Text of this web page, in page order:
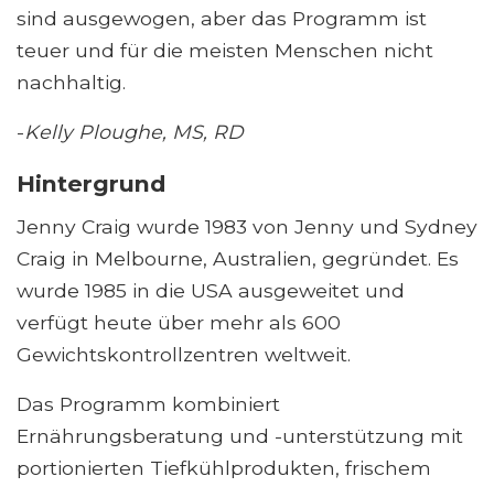
sind ausgewogen, aber das Programm ist
teuer und für die meisten Menschen nicht
nachhaltig.
-Kelly Ploughe, MS, RD
Hintergrund
Jenny Craig wurde 1983 von Jenny und Sydney
Craig in Melbourne, Australien, gegründet. Es
wurde 1985 in die USA ausgeweitet und
verfügt heute über mehr als 600
Gewichtskontrollzentren weltweit.
Das Programm kombiniert
Ernährungsberatung und -unterstützung mit
portionierten Tiefkühlprodukten, frischem